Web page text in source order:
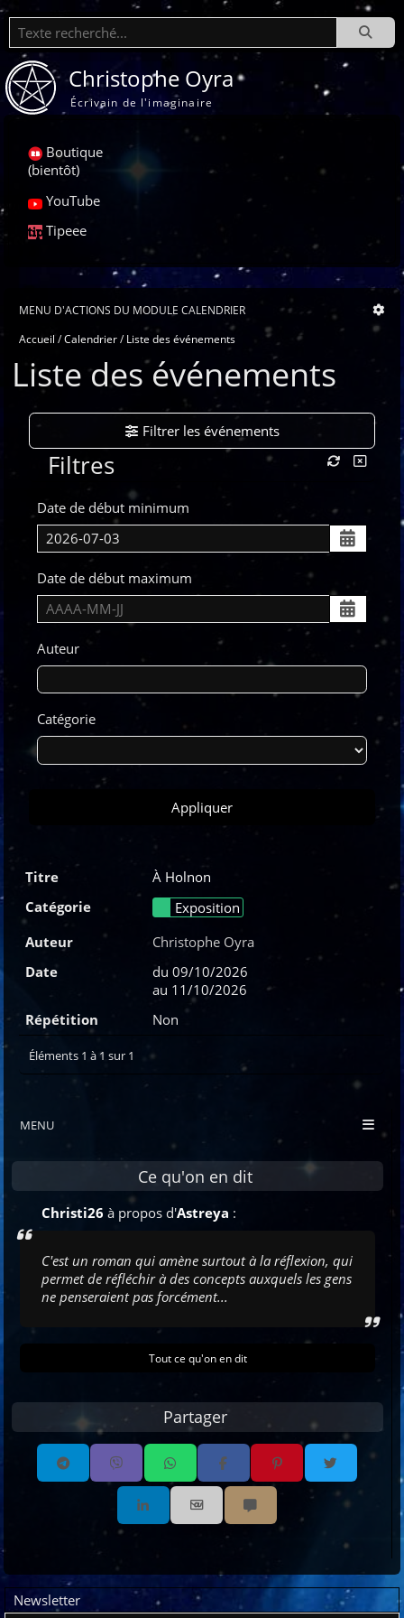
Recherche
Christophe Oyra
Écrivain de l'imaginaire
Boutique
(bientôt)
YouTube
Tipeee
MENU
Ce qu'on en dit
Christi26 à propos d'Astreya :
C'est un roman qui amène surtout à la réflexion, qui
permet de réfléchir à des concepts auxquels les gens
ne penseraient pas forcément...
Tout ce qu'on en dit
Partager
Partager par email
Partager par sms
MENU D'ACTIONS DU MODULE CALENDRIER
Accueil Calendrier Liste des événements
Liste des événements
Filtrer les événements
Filtres
Date de début minimum
Date de début maximum
Auteur
Catégorie
Appliquer
À Holnon
Exposition
Christophe Oyra
du 09/10/2026
au 11/10/2026
Non
Éléments 1 à 1 sur 1
Email
Newsletter